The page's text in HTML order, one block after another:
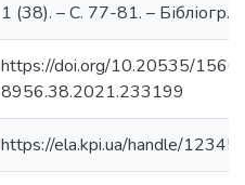
1 (38). – С. 77-81. – Бібліогр.:
https://doi.org/10.20535/1560-
8956.38.2021.233199
https://ela.kpi.ua/handle/